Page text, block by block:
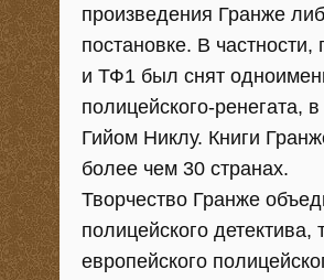
произведения Гранже
постановке. В
и ТФ1 был снят
полицейского-ренегата,
Гийом Никлу. Книги
более чем 30 странах.
Творчество Гранже
полицейского
европейского